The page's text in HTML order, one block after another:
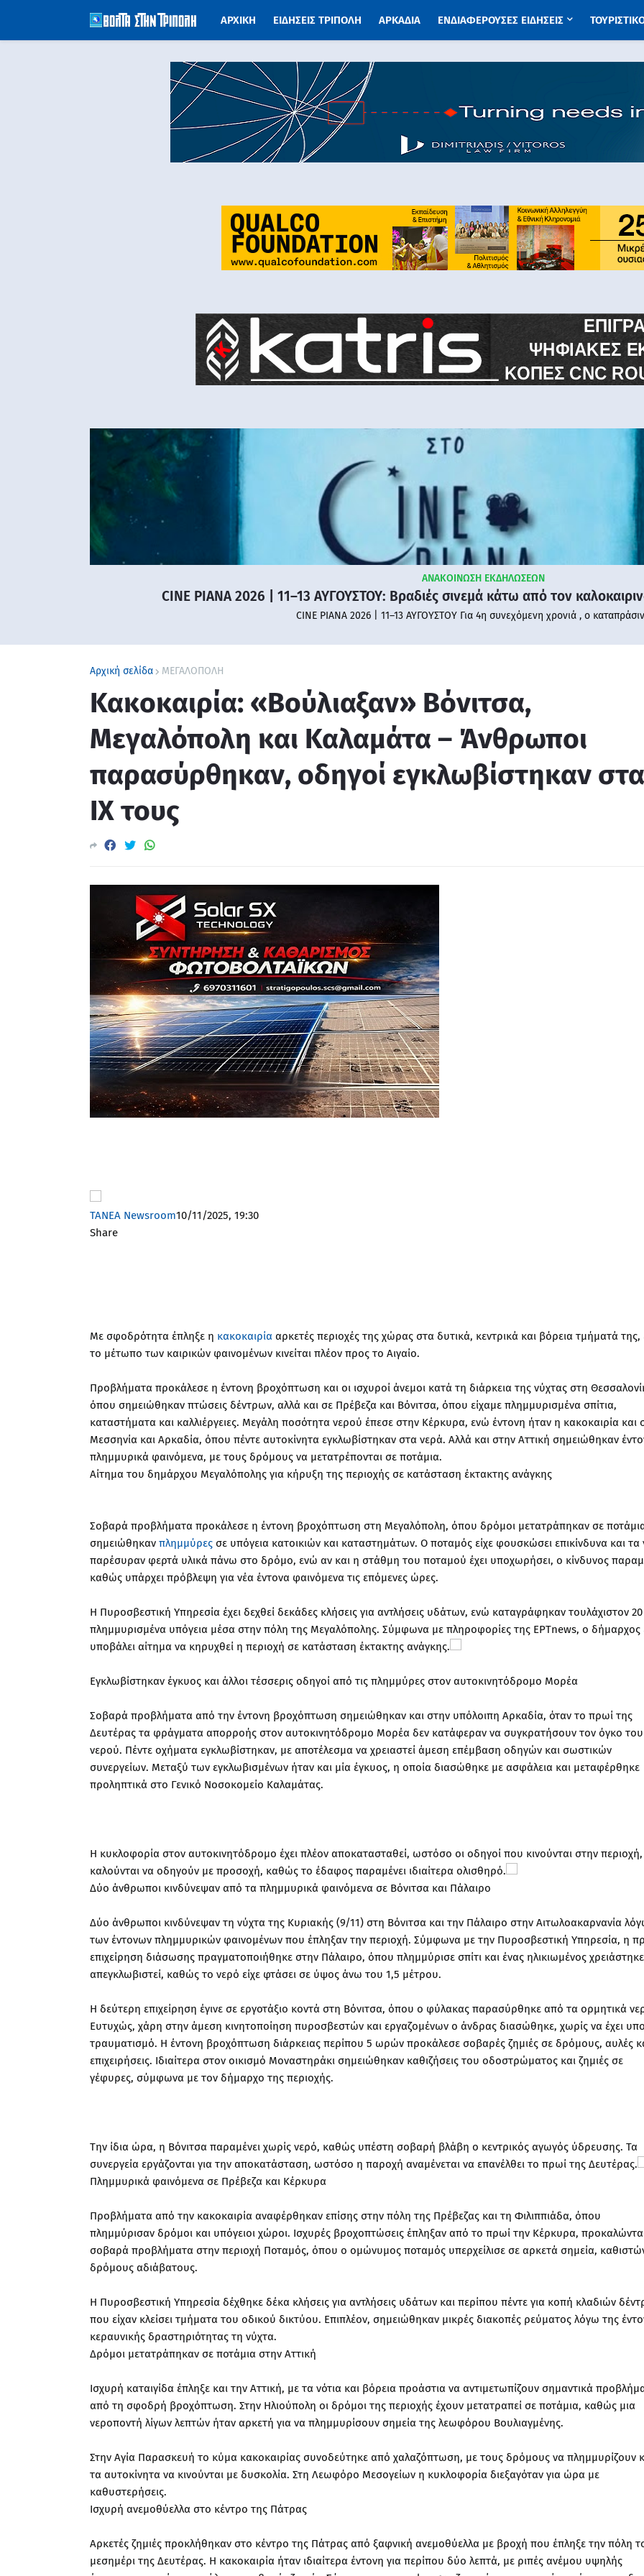
ΑΡΧΙΚΗ ΕΙΔΗΣΕΙΣ ΤΡΙΠΟΛΗ ΑΡΚΑΔΙΑ ΕΝΔΙΑΦΕΡΟΥΣΕΣ ΕΙΔΗΣΕΙΣ
ΑΝΑΚΟΙΝΩΣΗ ΕΚΔΗΛΩΣΕΩΝ
CINE PIANA 2026 | 11–13 ΑΥΓΟΥΣΤΟΥ: Βραδιές σινεμά κάτω από τον
CINE PIANA 2026 | 11–13 ΑΥΓΟΥΣΤΟΥ Για 4η συνεχόμενη χρονιά , ο
Αρχική σελίδα ΜΕΓΑΛΟΠΟΛΗ
Κακοκαιρία: «Βούλιαξαν» Βόνιτσα,
Μεγαλόπολη και Καλαμάτα – Άνθρωποι
παρασύρθηκαν, οδηγοί εγκλωβίστηκαν στα
ΙΧ τους
TANEA Newsroom10/11/2025, 19:30
Share
Με σφοδρότητα έπληξε η κακοκαιρία αρκετές περιοχές της χώρας στα δυτικά, κεντρικά και βόρεια τμήματά
το μέτωπο των καιρικών φαινομένων κινείται πλέον προς το Αιγαίο.
Προβλήματα προκάλεσε η έντονη βροχόπτωση και οι ισχυροί άνεμοι κατά τη διάρκεια της νύχτας στη
όπου σημειώθηκαν πτώσεις δέντρων, αλλά και σε Πρέβεζα και Βόνιτσα, όπου είχαμε πλημμυρισμένα σπίτια,
καταστήματα και καλλιέργειες. Μεγάλη ποσότητα νερού έπεσε στην Κέρκυρα, ενώ έντονη ήταν η κακοκαιρία και
Μεσσηνία και Αρκαδία, όπου πέντε αυτοκίνητα εγκλωβίστηκαν στα νερά. Αλλά και στην Αττική σημειώθηκαν
πλημμυρικά φαινόμενα, με τους δρόμους να μετατρέπονται σε ποτάμια.
Αίτημα του δημάρχου Μεγαλόπολης για κήρυξη της περιοχής σε κατάσταση έκτακτης ανάγκης
Σοβαρά προβλήματα προκάλεσε η έντονη βροχόπτωση στη Μεγαλόπολη, όπου δρόμοι μετατράπηκαν σε
σημειώθηκαν πλημμύρες σε υπόγεια κατοικιών και καταστημάτων. Ο ποταμός είχε φουσκώσει επικίνδυνα και τα
παρέσυραν φερτά υλικά πάνω στο δρόμο, ενώ αν και η στάθμη του ποταμού έχει υποχωρήσει, ο κίνδυνος
καθώς υπάρχει πρόβλεψη για νέα έντονα φαινόμενα τις επόμενες ώρες.
Η Πυροσβεστική Υπηρεσία έχει δεχθεί δεκάδες κλήσεις για αντλήσεις υδάτων, ενώ καταγράφηκαν τουλάχιστον 20
πλημμυρισμένα υπόγεια μέσα στην πόλη της Μεγαλόπολης. Σύμφωνα με πληροφορίες της ΕΡΤnews, ο δήμαρχος
υποβάλει αίτημα να κηρυχθεί η περιοχή σε κατάσταση έκτακτης ανάγκης.
Εγκλωβίστηκαν έγκυος και άλλοι τέσσερις οδηγοί από τις πλημμύρες στον αυτοκινητόδρομο Μορέα
Σοβαρά προβλήματα από την έντονη βροχόπτωση σημειώθηκαν και στην υπόλοιπη Αρκαδία, όταν το πρωί της
Δευτέρας τα φράγματα απορροής στον αυτοκινητόδρομο Μορέα δεν κατάφεραν να συγκρατήσουν τον όγκο του
νερού. Πέντε οχήματα εγκλωβίστηκαν, με αποτέλεσμα να χρειαστεί άμεση επέμβαση οδηγών και σωστικών
συνεργείων. Μεταξύ των εγκλωβισμένων ήταν και μία έγκυος, η οποία διασώθηκε με ασφάλεια και μεταφέρθηκε
προληπτικά στο Γενικό Νοσοκομείο Καλαμάτας.
Η κυκλοφορία στον αυτοκινητόδρομο έχει πλέον αποκατασταθεί, ωστόσο οι οδηγοί που κινούνται στην περιοχή,
καλούνται να οδηγούν με προσοχή, καθώς το έδαφος παραμένει ιδιαίτερα ολισθηρό.
Δύο άνθρωποι κινδύνεψαν από τα πλημμυρικά φαινόμενα σε Βόνιτσα και Πάλαιρο
Δύο άνθρωποι κινδύνεψαν τη νύχτα της Κυριακής (9/11) στη Βόνιτσα και την Πάλαιρο στην Αιτωλοακαρνανία
των έντονων πλημμυρικών φαινομένων που έπληξαν την περιοχή. Σύμφωνα με την Πυροσβεστική Υπηρεσία, η
επιχείρηση διάσωσης πραγματοποιήθηκε στην Πάλαιρο, όπου πλημμύρισε σπίτι και ένας ηλικιωμένος
απεγκλωβιστεί, καθώς το νερό είχε φτάσει σε ύψος άνω του 1,5 μέτρου.
Η δεύτερη επιχείρηση έγινε σε εργοτάξιο κοντά στη Βόνιτσα, όπου ο φύλακας παρασύρθηκε από τα ορμητικά
Ευτυχώς, χάρη στην άμεση κινητοποίηση πυροσβεστών και εργαζομένων ο άνδρας διασώθηκε, χωρίς να έχει
τραυματισμό. Η έντονη βροχόπτωση διάρκειας περίπου 5 ωρών προκάλεσε σοβαρές ζημιές σε δρόμους, αυλές
επιχειρήσεις. Ιδιαίτερα στον οικισμό Μοναστηράκι σημειώθηκαν καθιζήσεις του οδοστρώματος και ζημιές σε
γέφυρες, σύμφωνα με τον δήμαρχο της περιοχής.
Την ίδια ώρα, η Βόνιτσα παραμένει χωρίς νερό, καθώς υπέστη σοβαρή βλάβη ο κεντρικός αγωγός ύδρευσης. Τα
συνεργεία εργάζονται για την αποκατάσταση, ωστόσο η παροχή αναμένεται να επανέλθει το πρωί της Δευτέρας.
Πλημμυρικά φαινόμενα σε Πρέβεζα και Κέρκυρα
Προβλήματα από την κακοκαιρία αναφέρθηκαν επίσης στην πόλη της Πρέβεζας και τη Φιλιππιάδα, όπου
πλημμύρισαν δρόμοι και υπόγειοι χώροι. Ισχυρές βροχοπτώσεις έπληξαν από το πρωί την Κέρκυρα,
σοβαρά προβλήματα στην περιοχή Ποταμός, όπου ο ομώνυμος ποταμός υπερχείλισε σε αρκετά σημεία,
δρόμους αδιάβατους.
Η Πυροσβεστική Υπηρεσία δέχθηκε δέκα κλήσεις για αντλήσεις υδάτων και περίπου πέντε για κοπή κλαδιών
που είχαν κλείσει τμήματα του οδικού δικτύου. Επιπλέον, σημειώθηκαν μικρές διακοπές ρεύματος λόγω της
κεραυνικής δραστηριότητας τη νύχτα.
Δρόμοι μετατράπηκαν σε ποτάμια στην Αττική
Ισχυρή καταιγίδα έπληξε και την Αττική, με τα νότια και βόρεια προάστια να αντιμετωπίζουν σημαντικά
από τη σφοδρή βροχόπτωση. Στην Ηλιούπολη οι δρόμοι της περιοχής έχουν μετατραπεί σε ποτάμια, καθώς μια
νεροποντή λίγων λεπτών ήταν αρκετή για να πλημμυρίσουν σημεία της λεωφόρου Βουλιαγμένης.
Στην Αγία Παρασκευή το κύμα κακοκαιρίας συνοδεύτηκε από χαλαζόπτωση, με τους δρόμους να πλημμυρίζουν
τα αυτοκίνητα να κινούνται με δυσκολία. Στη Λεωφόρο Μεσογείων η κυκλοφορία διεξαγόταν για ώρα με
καθυστερήσεις.
Ισχυρή ανεμοθύελλα στο κέντρο της Πάτρας
Αρκετές ζημιές προκλήθηκαν στο κέντρο της Πάτρας από ξαφνική ανεμοθύελλα με βροχή που έπληξε την πόλη
μεσημέρι της Δευτέρας. Η κακοκαιρία ήταν ιδιαίτερα έντονη για περίπου δύο λεπτά, με ριπές ανέμου υψηλής